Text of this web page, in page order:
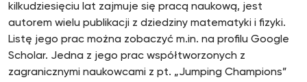
kilkudziesięciu lat zajmuje się pracą naukową, jest
autorem wielu publikacji z dziedziny matematyki i fizyki.
Listę jego prac można zobaczyć m.in. na profilu Google
Scholar. Jedna z jego prac współtworzonych z
zagranicznymi naukowcami z pt. „Jumping Champions”